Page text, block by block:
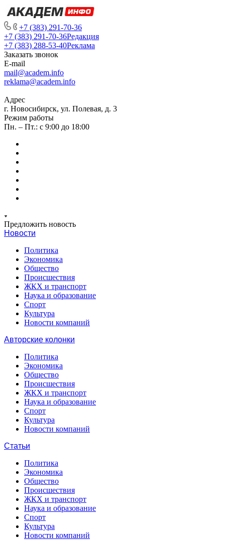
+7 (383) 291-70-36
+7 (383) 291-70-36Редакция
+7 (383) 288-53-40Реклама
Заказать звонок
E-mail
mail@academ.info
reklama@academ.info
Адрес
г. Новосибирск, ул. Полевая, д. 3
Режим работы
Пн. – Пт.: с 9:00 до 18:00
Предложить новость
Новости
Политика
Экономика
Общество
Происшествия
ЖКХ и транспорт
Наука и образование
Спорт
Культура
Новости компаний
Авторские колонки
Политика
Экономика
Общество
Происшествия
ЖКХ и транспорт
Наука и образование
Спорт
Культура
Новости компаний
Статьи
Политика
Экономика
Общество
Происшествия
ЖКХ и транспорт
Наука и образование
Спорт
Культура
Новости компаний